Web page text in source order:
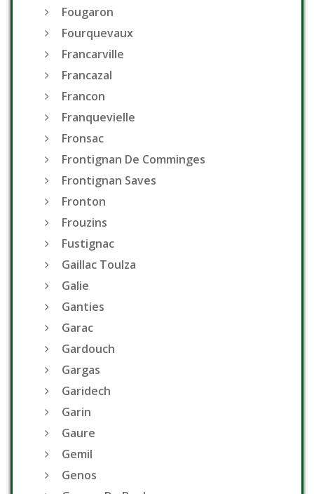
Fougaron
Fourquevaux
Francarville
Francazal
Francon
Franquevielle
Fronsac
Frontignan De Comminges
Frontignan Saves
Fronton
Frouzins
Fustignac
Gaillac Toulza
Galie
Ganties
Garac
Gardouch
Gargas
Garidech
Garin
Gaure
Gemil
Genos